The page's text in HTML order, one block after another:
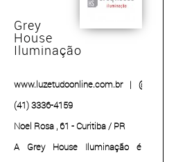
e tem como diferencial a
qualidade de todos os seus
produtos e serviços.
Grey
House
Iluminação
www.luzetudoonline.com.br |
(41) 3336-4159
Noel Rosa , 61 - Curitiba / PR
A Grey House Iluminação é